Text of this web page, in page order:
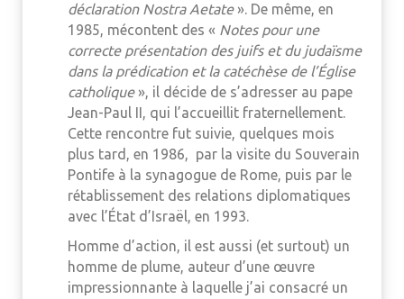
déclaration Nostra Aetate ». De même, en
1985, mécontent des « Notes pour une
correcte présentation des juifs et du judaïsme
dans la prédication et la catéchèse de l’Église
catholique», il décide de s’adresser au pape
Jean-Paul II, qui l’accueillit fraternellement.
Cette rencontre fut suivie, quelques mois
plus tard, en 1986, par la visite du Souverain
Pontife à la synagogue de Rome, puis par le
rétablissement des relations diplomatiques
avec l’État d’Israël, en 1993.
Homme d’action, il est aussi (et surtout) un
homme de plume, auteur d’une œuvre
impressionnante à laquelle j’ai consacré un